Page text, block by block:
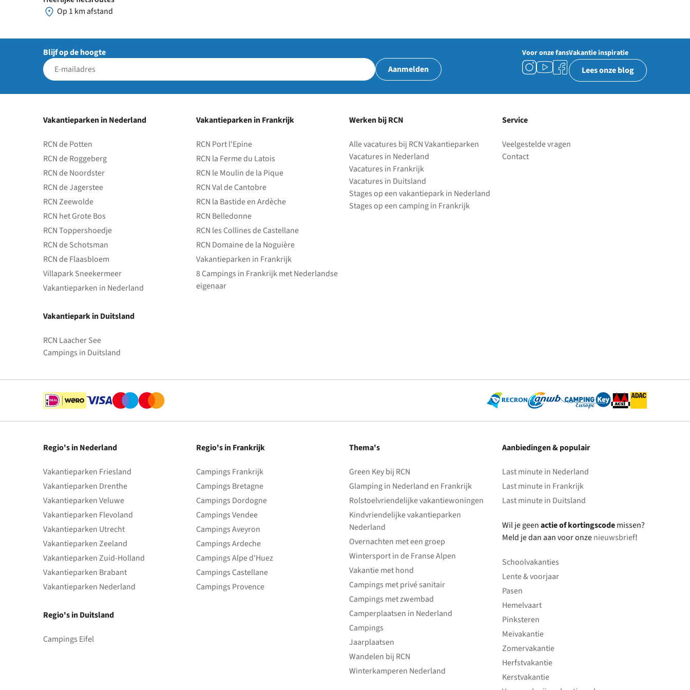
Op 1 km afstand
Blijf op de hoogte
Aanmelden
Voor onze fansVakantie inspiratie
Lees onze blog
Vakantieparken in Nederland
RCN de Potten
RCN de Roggeberg
RCN de Noordster
RCN de Jagerstee
RCN Zeewolde
RCN het Grote Bos
RCN Toppershoedje
RCN de Schotsman
RCN de Flaasbloem
Villapark Sneekermeer
Vakantieparken in Nederland
Vakantiepark in Duitsland
RCN Laacher See
Campings in Duitsland
Vakantieparken in Frankrijk
RCN Port l'Epine
RCN la Ferme du Latois
RCN le Moulin de la Pique
RCN Val de Cantobre
RCN la Bastide en Ardèche
RCN Belledonne
RCN les Collines de Castellane
RCN Domaine de la Noguière
Vakantieparken in Frankrijk
8 Campings in Frankrijk met Nederlandse
eigenaar
Werken bij RCN
Alle vacatures bij RCN Vakantieparken
Vacatures in Nederland
Vacatures in Frankrijk
Vacatures in Duitsland
Stages op een vakantiepark in Nederland
Stages op een camping in Frankrijk
Service
Veelgestelde vragen
Contact
Regio's in Nederland
Vakantieparken Friesland
Vakantieparken Drenthe
Vakantieparken Veluwe
Vakantieparken Flevoland
Vakantieparken Utrecht
Vakantieparken Zeeland
Vakantieparken Zuid-Holland
Vakantieparken Brabant
Vakantieparken Nederland
Regio's in Duitsland
Campings Eifel
Regio's in Frankrijk
Campings Frankrijk
Campings Bretagne
Campings Dordogne
Campings Vendee
Campings Aveyron
Campings Ardeche
Campings Alpe d'Huez
Campings Castellane
Campings Provence
Thema's
Green Key bij RCN
Glamping in Nederland en Frankrijk
Rolstoelvriendelijke vakantiewoningen
Kindvriendelijke vakantieparken
Nederland
Overnachten met een groep
Wintersport in de Franse Alpen
Vakantie met hond
Campings met privé sanitair
Campings met zwembad
Camperplaatsen in Nederland
Campings
Jaarplaatsen
Wandelen bij RCN
Winterkamperen Nederland
Aanbiedingen & populair
Last minute in Nederland
Last minute in Frankrijk
Last minute in Duitsland
Wil je geenactie of kortingscodemissen?
Meld je dan aan voor onzenieuwsbrief!
Schoolvakanties
Lente & voorjaar
Pasen
Hemelvaart
Pinksteren
Meivakantie
Zomervakantie
Herfstvakantie
Kerstvakantie